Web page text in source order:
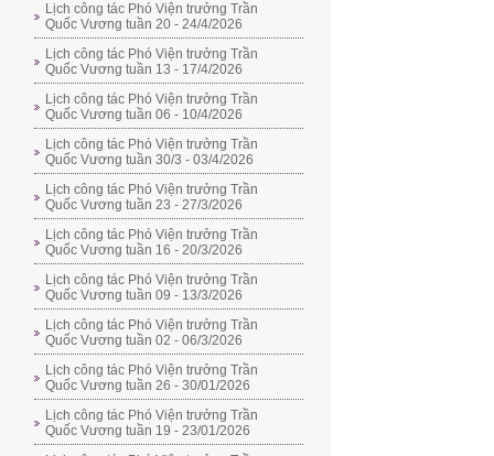
Lịch công tác Phó Viện trưởng Trần
Quốc Vương tuần 20 - 24/4/2026
Lịch công tác Phó Viện trưởng Trần
Quốc Vương tuần 13 - 17/4/2026
Lịch công tác Phó Viện trưởng Trần
Quốc Vương tuần 06 - 10/4/2026
Lịch công tác Phó Viện trưởng Trần
Quốc Vương tuần 30/3 - 03/4/2026
Lịch công tác Phó Viện trưởng Trần
Quốc Vương tuần 23 - 27/3/2026
Lịch công tác Phó Viện trưởng Trần
Quốc Vương tuần 16 - 20/3/2026
Lịch công tác Phó Viện trưởng Trần
Quốc Vương tuần 09 - 13/3/2026
Lịch công tác Phó Viện trưởng Trần
Quốc Vương tuần 02 - 06/3/2026
Lịch công tác Phó Viện trưởng Trần
Quốc Vương tuần 26 - 30/01/2026
Lịch công tác Phó Viện trưởng Trần
Quốc Vương tuần 19 - 23/01/2026